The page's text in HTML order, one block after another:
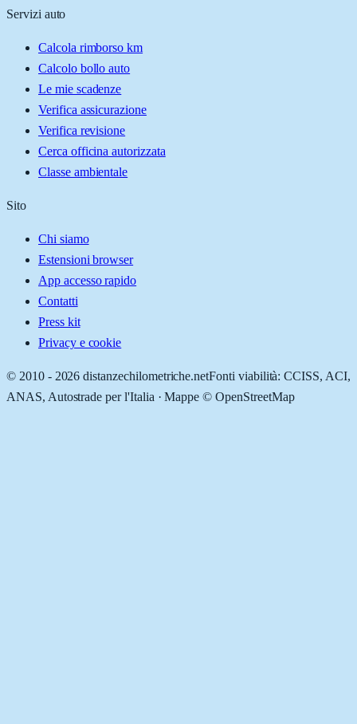
Servizi auto
Calcola rimborso km
Calcolo bollo auto
Le mie scadenze
Verifica assicurazione
Verifica revisione
Cerca officina autorizzata
Classe ambientale
Sito
Chi siamo
Estensioni browser
App accesso rapido
Contatti
Press kit
Privacy e cookie
© 2010 - 2026 distanzechilometriche.netFonti viabilità: CCISS, ACI,
ANAS, Autostrade per l'Italia · Mappe © OpenStreetMap